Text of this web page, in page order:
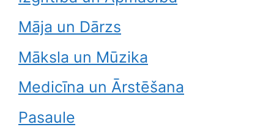
Māja un Dārzs
Māksla un Mūzika
Medicīna un Ārstēšana
Pasaule